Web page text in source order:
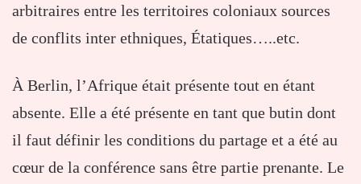
arbitraires entre les territoires coloniaux sources
de conflits inter ethniques, Étatiques…..etc.
À Berlin, l’Afrique était présente tout en étant
absente. Elle a été présente en tant que butin dont
il faut définir les conditions du partage et a été au
cœur de la conférence sans être partie prenante. Le